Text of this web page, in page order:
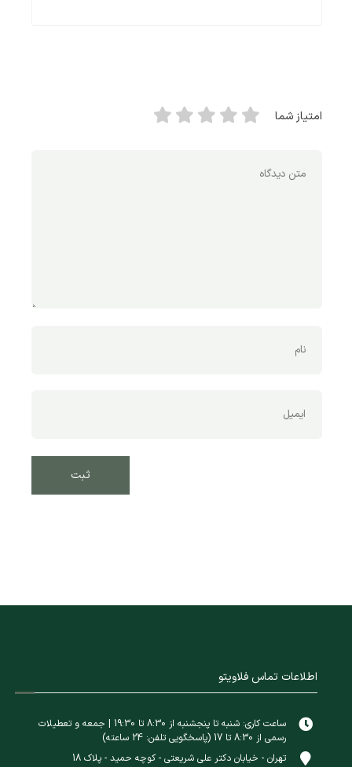
امتیاز شما
اطلاعات تماس فلاویتو
ساعت کاری: شنبه تا پنجشنبه از 8:30 تا 19:30 | جمعه و تعطیلات
رسمی از 8:30 تا 17 (پاسخگویی تلفن: 24 ساعته)
تهران - خیابان دکتر علی شریعتی - کوچه حمید - پلاک 18